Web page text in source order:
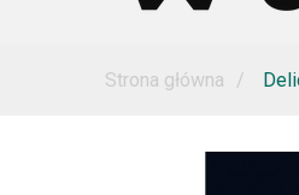
Strona główna